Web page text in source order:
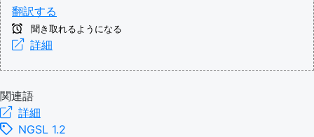
翻訳する
聞き取れるようになる
詳細
関連語
詳細
NGSL 1.2